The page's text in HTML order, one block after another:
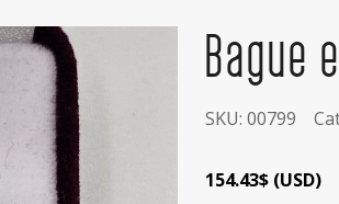
Bague
SKU: 00799
154.43$ (USD)